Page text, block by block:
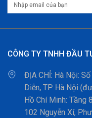
CÔNG TY TNHH ĐẦU
ĐỊA CHỈ: Hà Nội:
Diễn, TP Hà Nội
Hồ Chí Minh: Tầng
102 Nguyễn Xí,